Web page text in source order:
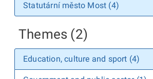
Statutární město Most (4)
Themes (2)
Education, culture and sport (4)